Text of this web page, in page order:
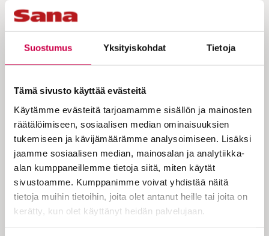
Suostumus Yksityiskohdat Tietoja
Tämä sivusto käyttää evästeitä
Käytämme evästeitä tarjoamamme sisällön ja mainosten
räätälöimiseen, sosiaalisen median ominaisuuksien
tukemiseen ja kävijämäärämme analysoimiseen. Lisäksi
jaamme sosiaalisen median, mainosalan ja analytiikka-
alan kumppaneillemme tietoja siitä, miten käytät
sivustoamme. Kumppanimme voivat yhdistää näitä
tietoja muihin tietoihin, joita olet antanut heille tai joita on
kerätty, kun olet käyttänyt heidän palvelujaan.
Sovintoa ei synny, ellei katso toisen
haavoihin, uskoo saamelaispappi
Mari Valjakka.
Ensimmäisen pääsiäisen jälkeisen
sunnuntain teemana on Ylösnousseen
todistajia. Päivän latinankielinen nimi
quasi modo geniti merkitsee suomeksi
”niin kuin vastasyntyneet”, mikä viittaa
siihen, että kastetun kristityn on elettävä